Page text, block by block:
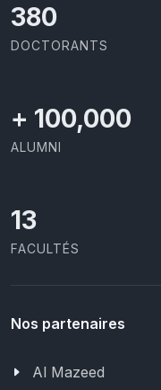
403
DOCTORANTS
+ 100,000
ALUMNI
13
FACULTÉS
Nos partenaires
Al Mazeed